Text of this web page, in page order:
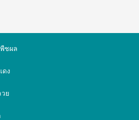
ชผล
ดง
ย